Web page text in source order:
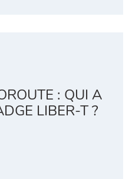
: QUI A
LIBER-T ?